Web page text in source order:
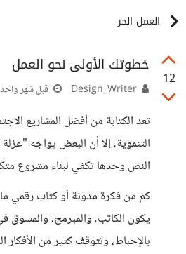
العمل الحر
12
خطوتك الأولى نحو العمل
قبل شهر واحد
تعد الكتابة من أفضل المشاريع
التنموية، إلا أن البعض يواجه
النص وحدها تكفي لبناء مشروع
كم من فكرة مدونة أو كتاب رقمي
يكون الكاتب، والمبرمج،
بالإحباط، وتتوقف كثير من الأفكار